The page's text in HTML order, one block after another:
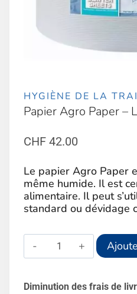
HYGIÈNE DE LA
Papier Agro Paper –
CHF 42.00
Le papier Agro Paper
même humide. Il est
alimentaire. Il peut
standard ou dévidage
quantité
de
Papier
Diminution des frais de